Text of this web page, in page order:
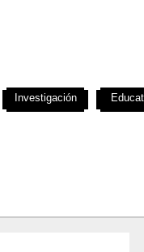
Investigación